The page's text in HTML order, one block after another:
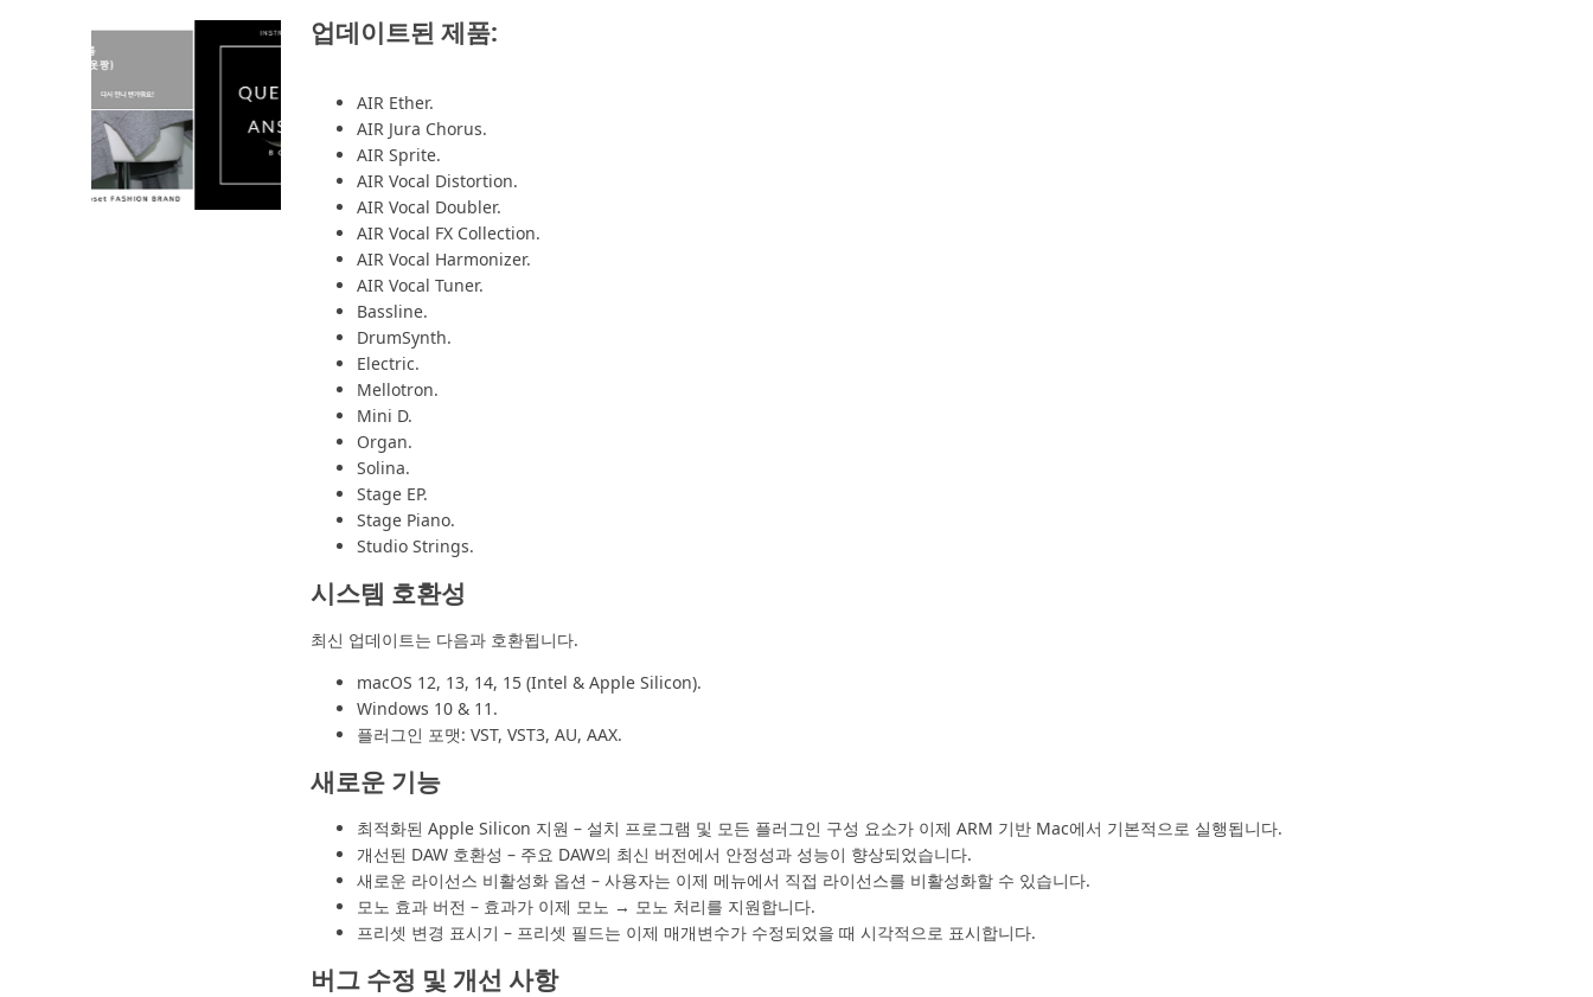
업데이트된 제품:
AIR Ether.
AIR Jura Chorus.
AIR Sprite.
AIR Vocal Distortion.
AIR Vocal Doubler.
AIR Vocal FX Collection.
AIR Vocal Harmonizer.
AIR Vocal Tuner.
Bassline.
DrumSynth.
Electric.
Mellotron.
Mini D.
Organ.
Solina.
Stage EP.
Stage Piano.
Studio Strings.
시스템 호환성
최신 업데이트는 다음과 호환됩니다.
macOS 12, 13, 14, 15 (Intel & Apple Silicon).
Windows 10 & 11.
플러그인 포맷: VST, VST3, AU, AAX.
새로운 기능
최적화된 Apple Silicon 지원 – 설치 프로그램 및 모든 플러그인 구성 요소가 이제 ARM 기반 Mac에서 기본적으로 실행됩니다.
개선된 DAW 호환성 – 주요 DAW의 최신 버전에서 안정성과 성능이 향상되었습니다.
새로운 라이선스 비활성화 옵션 – 사용자는 이제 메뉴에서 직접 라이선스를 비활성화할 수 있습니다.
모노 효과 버전 – 효과가 이제 모노 → 모노 처리를 지원합니다.
프리셋 변경 표시기 – 프리셋 필드는 이제 매개변수가 수정되었을 때 시각적으로 표시합니다.
버그 수정 및 개선 사항